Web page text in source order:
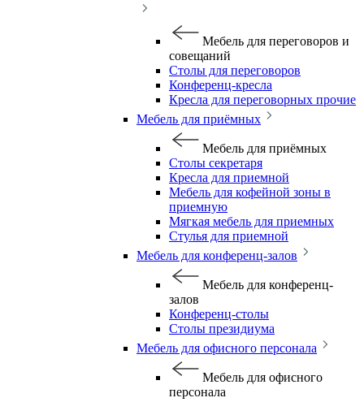
Мебель для переговоров и
совещаний
Столы для переговоров
Конференц-кресла
Кресла для переговорных прочие
Мебель для приёмных
Мебель для приёмных
Столы секретаря
Кресла для приемной
Мебель для кофейной зоны в
приемную
Мягкая мебель для приемных
Стулья для приемной
Мебель для конференц-залов
Мебель для конференц-
залов
Конференц-столы
Столы президиума
Мебель для офисного персонала
Мебель для офисного
персонала